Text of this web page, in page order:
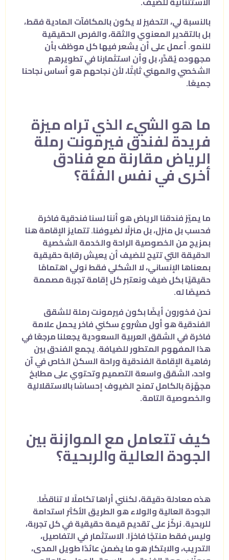
بالنسبة لي، التحفيز لا يكون بالمكافآت المادية فقط،
بل بالتقدير المعنوي والثقة، والفرص الحقيقية
للنمو. أعمل على أن يشعر فيها كل موظف بأن
مجهوده يُقدَّر، بل وأن استثمارنا في تطويرهم
الشخصي والمهني ثابتًا، لأن نجاحهم هو أساس نجاحنا
جميعًا.
ما هو الشيء الذي تراه ميزة
فريدة لفندق فيرمونت رملة
الرياض مقارنة مع فنادق
أخرى في نفس الفئة؟
ما يميّز فندقنا الرياض هو أننا لسنا فندقية فاخرة
فحسب بل منزل، بل منزلًا لضيوفنا. تتمايز الإقامة هنا
بمزيج من الخصوصية الراحة والخدمة الشخصية
الدقيقة التي تتيح للضيف أن يعيش رقابة حقيقية
بمعناها الإنساني، لا الشكلي فقط نولي اهتمامًا
حقيقيًا بكل ضيف ونعتبر كل إقامة تجربة مصممة
خصيصًا له.
نحن فخورون أيضًا بكون فيرمونت رملة للشقق
الفندقية هو أول مشروع سكني فاخر يحمل علامة
فاخرة في الشقق العربية السعودية يجعلنا مرجعًا في
هذا المفهوم المتطور للضيافة. يجمع الفندق بين
رفاهية الإقامة الفندقية وراحة السكن الخاص في آن
واحد، الشقق واسعة التصميم وتحتوي على مطابخ
مجهّزة بالكامل تمنح الضيوف إحساسًا بالاستقلالية
والخصوصية التامة.
كيف تتعامل مع الموازنة بين
الجودة العالية والربحية؟
هذه معادلة دقيقة، لكنني أراها تكاملًا لا تناقضًا.
الجودة العالية والولاء هو الطريق الأكثر استدامة
للربحية. نركّز على تقديم قيمة حقيقية في كل تجربة،
وليس فقط منتجًا فاخرًا. الاستثمار في التفاصيل،
التدريب، والابتكار هو ما يضمن عائدًا طويل المدى،